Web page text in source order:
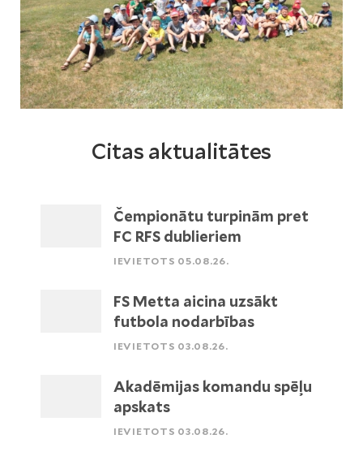
Citas aktualitātes
Čempionātu turpinām pret
FC RFS dublieriem
IEVIETOTS 05.08.26.
FS Metta aicina uzsākt
futbola nodarbības
IEVIETOTS 03.08.26.
Akadēmijas komandu spēļu
apskats
IEVIETOTS 03.08.26.